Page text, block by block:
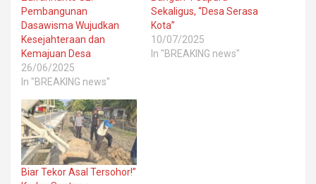
Pembangunan
Dasawisma Wujudkan
Kesejahteraan dan
Kemajuan Desa
26/06/2025
In "BREAKING news"
Sekaligus, “Desa Serasa
Kota”
10/07/2025
In "BREAKING news"
Biar Tekor Asal Tersohor!”